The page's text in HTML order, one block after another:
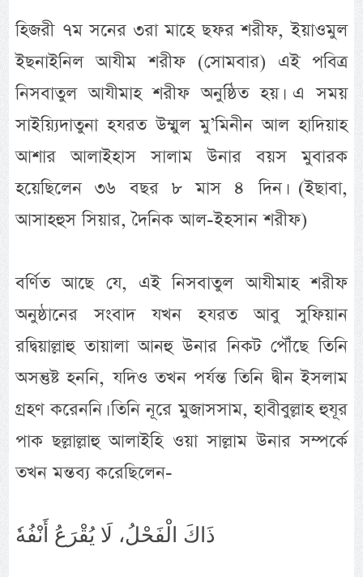
হিজরী ৭ম সনের ৩রা মাহে ছফর শরীফ, ইয়াওমুল
ইছনাইনিল আযীম শরীফ (সোমবার) এই পবিত্র
নিসবাতুল আযীমাহ শরীফ অনুষ্ঠিত হয়। এ সময়
সাইয়্যিদাতুনা হযরত উম্মুল মু’মিনীন আল হাদিয়াহ
আশার আলাইহাস সালাম উনার বয়স মুবারক
হয়েছিলেন ৩৬ বছর ৮ মাস ৪ দিন। (ইছাবা,
আসাহহুস সিয়ার, দৈনিক আল-ইহসান শরীফ)
বর্ণিত আছে যে, এই নিসবাতুল আযীমাহ শরীফ
অনুষ্ঠানের সংবাদ যখন হযরত আবু সুফিয়ান
রদ্বিয়াল্লাহু তায়ালা আনহু উনার নিকট পৌঁছে তিনি
অসন্তুষ্ট হননি, যদিও তখন পর্যন্ত তিনি দ্বীন ইসলাম
গ্রহণ করেননি। তিনি নূরে মুজাসসাম, হাবীবুল্লাহ হুযূর
পাক ছল্লাল্লাহু আলাইহি ওয়া সাল্লাম উনার সম্পর্কে
তখন মন্তব্য করেছিলেন-
ذَاكَ الْفَحْلُ، لَا يُقْرَعُ أَنْفُهٗ